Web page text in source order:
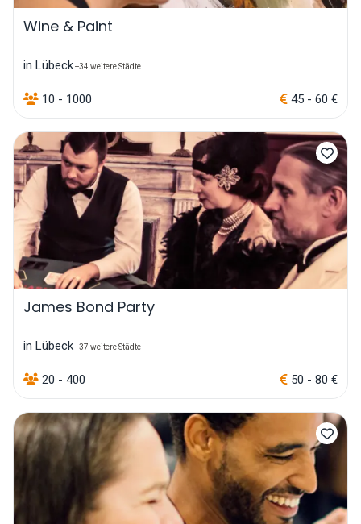
Wine & Paint
in Lübeck+34 weitere Städte
10 - 1000 45 - 60 €
James Bond Party
in Lübeck+37 weitere Städte
20 - 400 50 - 80 €